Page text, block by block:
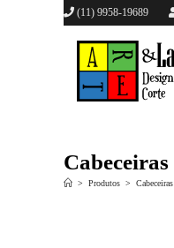
(11) 9958-19689
Cabeceiras
> Produtos > Cabeceiras